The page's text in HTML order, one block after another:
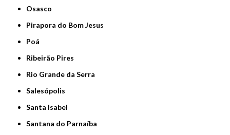
Osasco
Pirapora do Bom Jesus
Poá
Ribeirão Pires
Rio Grande da Serra
Salesópolis
Santa Isabel
Santana do Parnaíba